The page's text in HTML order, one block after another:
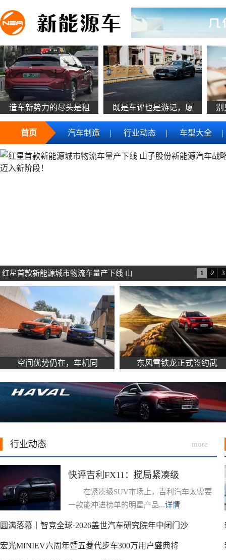
造车新势力的尽头是租 既是车评也是游记，厦 别
首页 汽车制造 | 行业动态 | 车型大全 |
新能源汽车竞争进入白热化，谁能凭“内 1 2 3
空间优势仍在，车机同 东风雪铁龙正式签约武
行业动态 more
快评吉利FX11：搅局紧凑级
在紧凑级SUV市场上，吉利汽车太需要
一款能冲进榜单的明星产品...详情
圆满落幕丨智竞全球·2026盖世汽车研究院年中闭门沙
宏光MINIEV六周年暨五菱代步车300万用户盛典将